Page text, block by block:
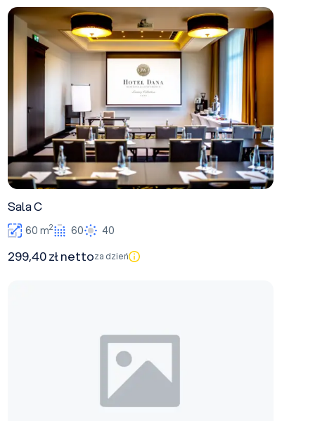
Sala C
Sala C
60 m2 60 40
299,40 zł nettoza dzień